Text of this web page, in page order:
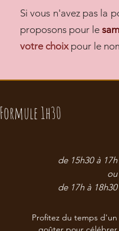
Si vous n'avez pas la
proposons pour le
votre choixpour le
Formule 1h30
de 15h30 à 17h
ou
de 17h à 18h30
Profitez du temps d'un